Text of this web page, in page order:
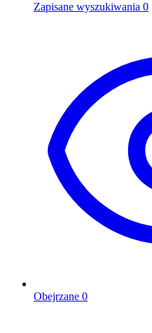
Zapisane wyszukiwania 0
Obejrzane 0